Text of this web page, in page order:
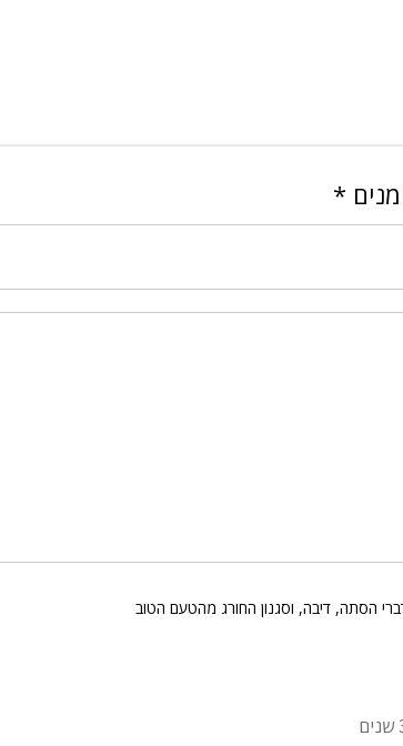
*
הסתה, דיבה, וסגנון החורג מהטעם הטוב